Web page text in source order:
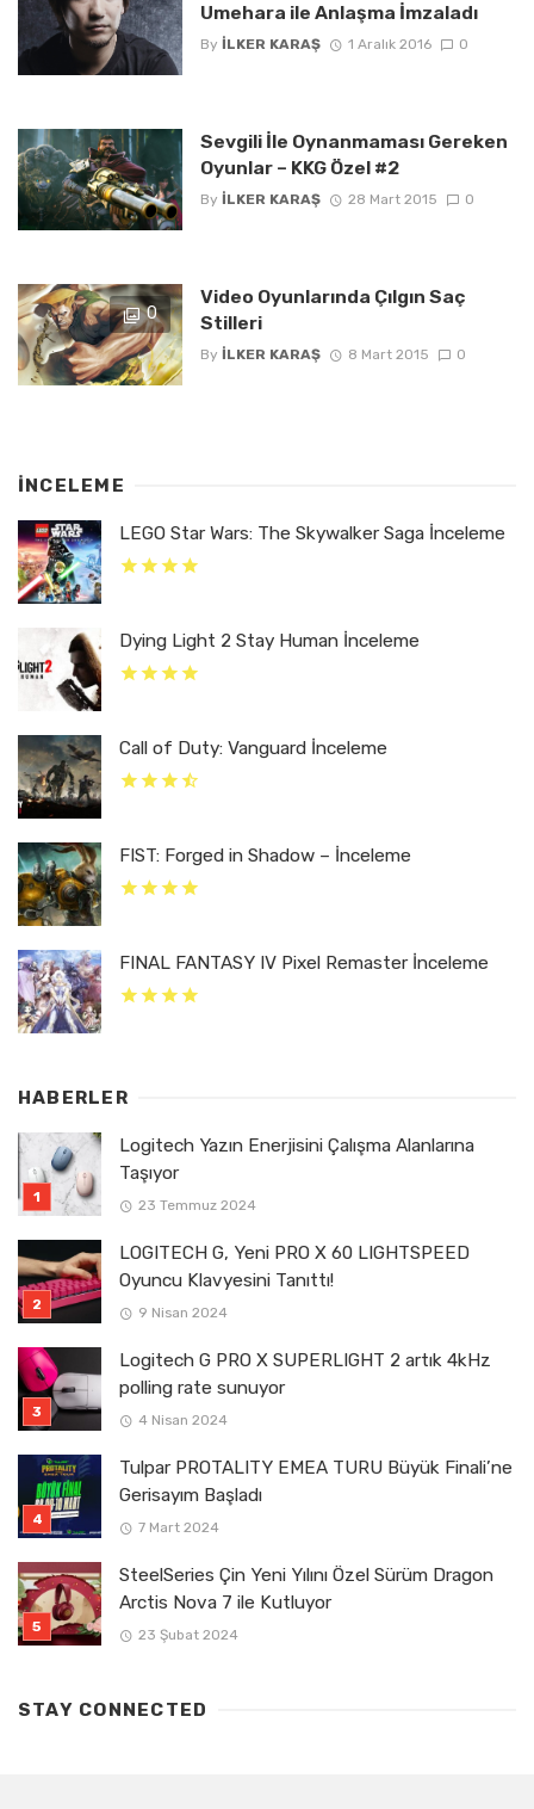
Umehara ile Anlaşma İmzaladı
By İLKER KARAŞ 1 Aralık 2016 0
Sevgili İle Oynanmaması Gereken
Oyunlar – KKG Özel #2
By İLKER KARAŞ 28 Mart 2015 0
0
Video Oyunlarında Çılgın Saç
Stilleri
By İLKER KARAŞ 8 Mart 2015 0
İNCELEME
LEGO Star Wars: The Skywalker Saga İnceleme
Dying Light 2 Stay Human İnceleme
Call of Duty: Vanguard İnceleme
FIST: Forged in Shadow – İnceleme
FINAL FANTASY IV Pixel Remaster İnceleme
HABERLER
Logitech Yazın Enerjisini Çalışma Alanlarına
Taşıyor
23 Temmuz 2024
LOGITECH G, Yeni PRO X 60 LIGHTSPEED
Oyuncu Klavyesini Tanıttı!
9 Nisan 2024
Logitech G PRO X SUPERLIGHT 2 artık 4kHz
polling rate sunuyor
4 Nisan 2024
Tulpar PROTALITY EMEA TURU Büyük Finali’ne
Gerisayım Başladı
7 Mart 2024
SteelSeries Çin Yeni Yılını Özel Sürüm Dragon
Arctis Nova 7 ile Kutluyor
23 Şubat 2024
STAY CONNECTED